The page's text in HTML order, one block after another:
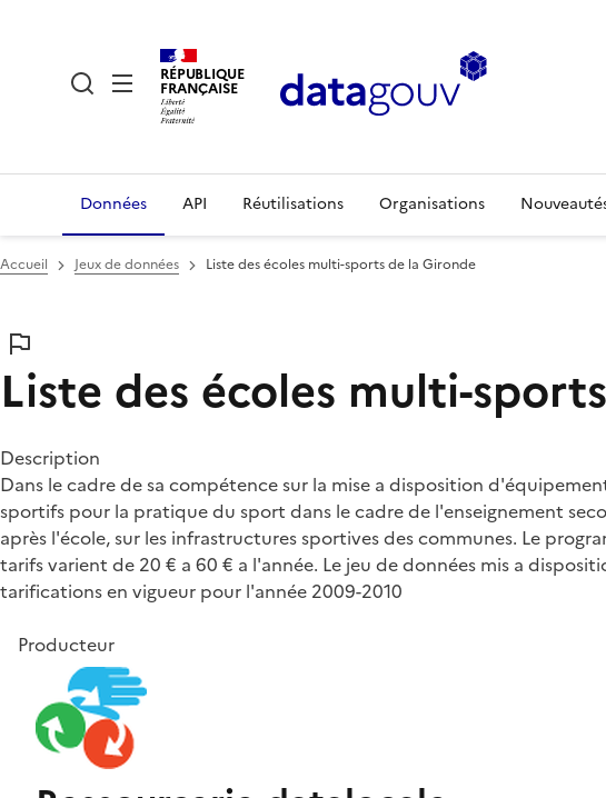
RÉPUBLIQUE
FRANÇAISE
Données API Réutilisations Organisations
Accueil Jeux de données Liste des écoles multi-sports de la Gironde
Liste des écoles multi-
Description
Dans le cadre de sa compétence sur la mise a disposition
sportifs pour la pratique du sport dans le cadre de l'enseignement
après l'école, sur les infrastructures sportives des communes. Le
tarifs varient de 20 € a 60 € a l'année. Le jeu de données mis a
tarifications en vigueur pour l'année 2009-2010
Producteur